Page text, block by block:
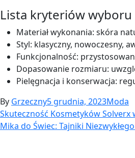
Lista kryteriów
Materiał wykonania: skóra
Styl: klasyczny, nowoczesny,
Funkcjonalność:
Dopasowanie rozmiaru:
Pielęgnacja i konserwacja:
By Grzeczny5 grudnia, 2023Moda
Nawigacja
wpisu
Skuteczność Kosmetyków Solverx
Mika do Świec: Tajniki